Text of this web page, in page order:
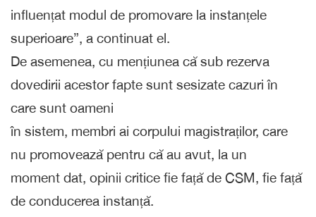
influențat modul de promovare la instanțele
superioare”, a continuat el.
De asemenea, cu mențiunea că sub rezerva
dovedirii acestor fapte sunt sesizate cazuri în
care sunt oameni
în sistem, membri ai corpului magistraților, care
nu promovează pentru că au avut, la un
moment dat, opinii critice fie față de CSM, fie față
de conducerea instanță.